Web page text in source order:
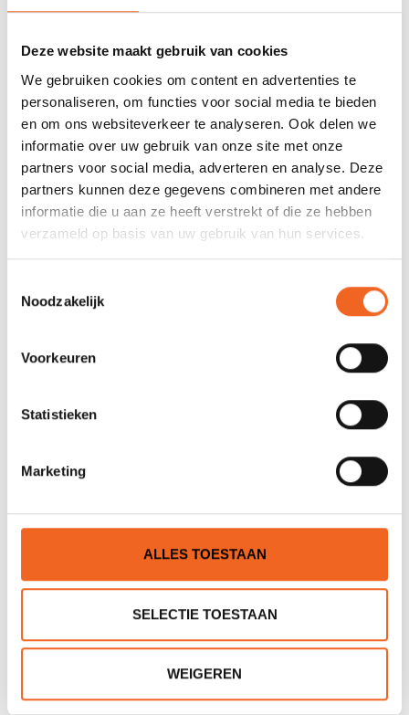
Deze website maakt gebruik van cookies
We gebruiken cookies om content en advertenties te
personaliseren, om functies voor social media te bieden
en om ons websiteverkeer te analyseren. Ook delen we
informatie over uw gebruik van onze site met onze
partners voor social media, adverteren en analyse. Deze
partners kunnen deze gegevens combineren met andere
informatie die u aan ze heeft verstrekt of die ze hebben
verzameld op basis van uw gebruik van hun services.
Noodzakelijk
Voorkeuren
Statistieken
Marketing
ALLES TOESTAAN
SELECTIE TOESTAAN
WEIGEREN
Nog niet gewaardeerd
JE BEOORDELING TOEVOEGEN
GERELATEERDE PRODUCTEN
WHETMAN KRAB STICK PALM KARABINER SCREW
€25,00